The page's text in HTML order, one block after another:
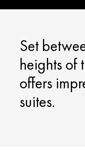
Set
heights of
offers
suites.